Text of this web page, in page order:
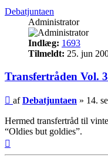
Debatjuntaen
Administrator
Indlæg: 1693
Tilmeldt: 25. jun
Transfertråden Vol.
Indlæg
afDebatjuntaen » 14.
Hermed transfertråd til
“Oldies but goldies”.